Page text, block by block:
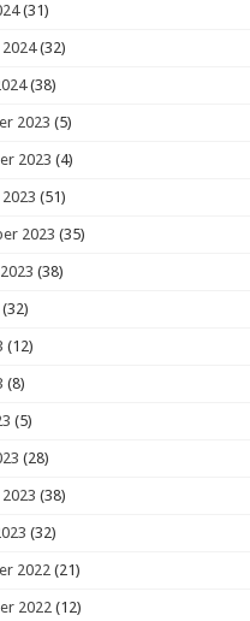
(31)
(32)
(38)
2023 (5)
2023 (4)
(51)
2023 (35)
(38)
(32)
(12)
(8)
(5)
(28)
(38)
(32)
2022(21)
2022(12)